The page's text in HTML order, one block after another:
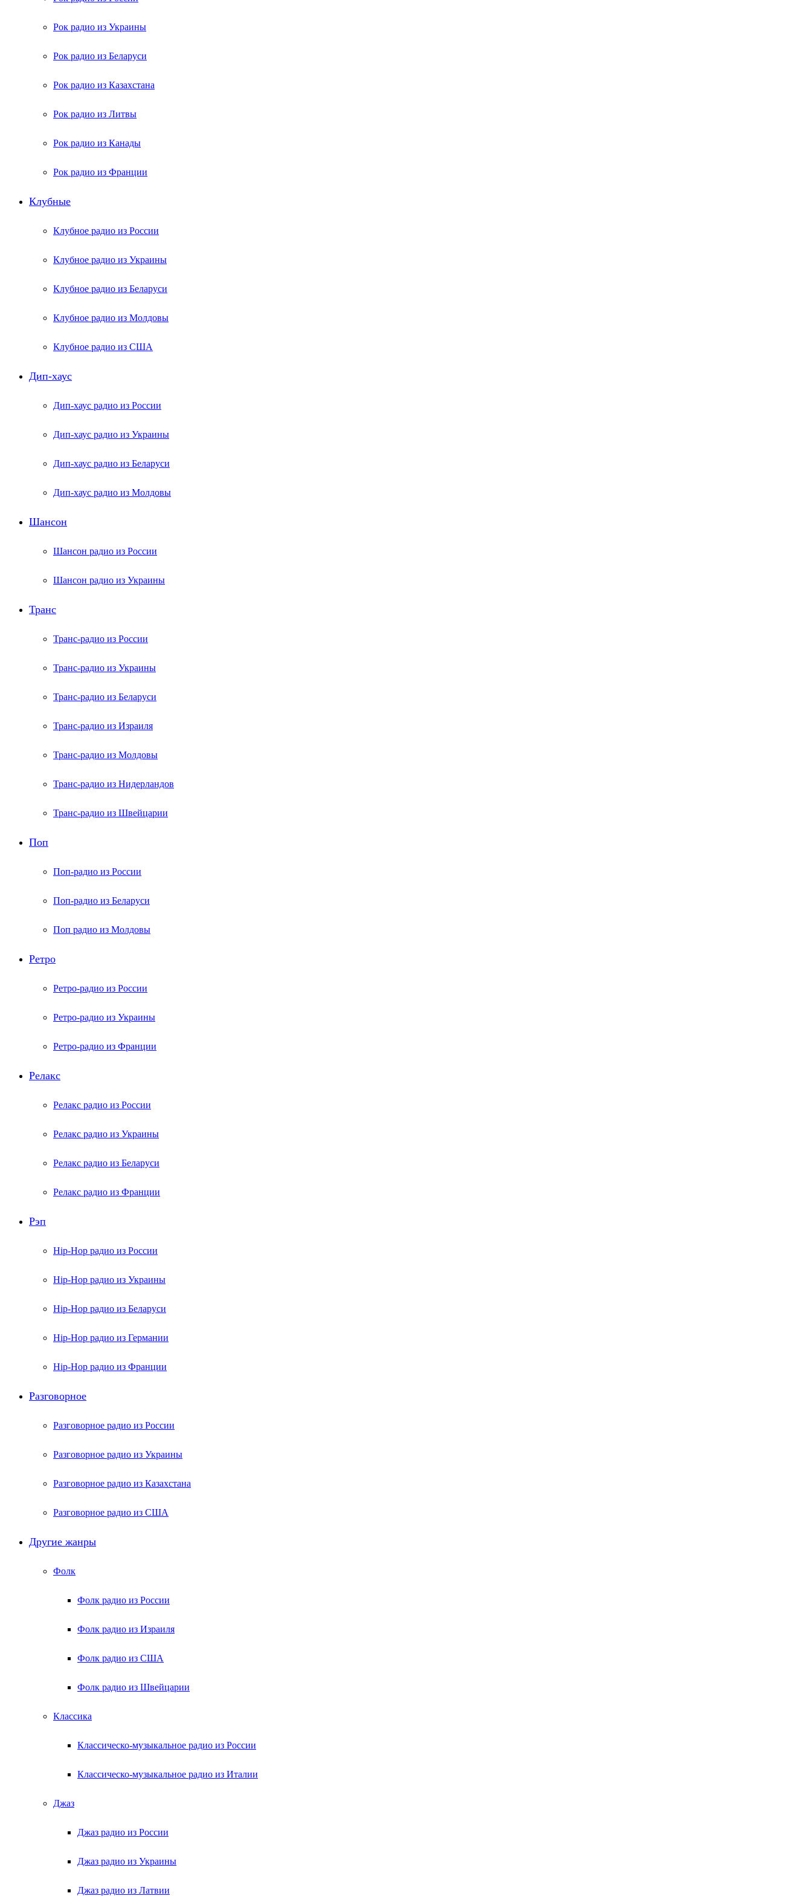
Рок радио из Украины
Рок радио из Беларуси
Рок радио из Казахстана
Рок радио из Литвы
Рок радио из Канады
Рок радио из Франции
Клубные
Клубное радио из России
Клубное радио из Украины
Клубное радио из Беларуси
Клубное радио из Молдовы
Клубное радио из США
Дип-хаус
Дип-хаус радио из России
Дип-хаус радио из Украины
Дип-хаус радио из Беларуси
Дип-хаус радио из Молдовы
Шансон
Шансон радио из России
Шансон радио из Украины
Транс
Транс-радио из России
Транс-радио из Украины
Транс-радио из Беларуси
Транс-радио из Израиля
Транс-радио из Молдовы
Транс-радио из Нидерландов
Транс-радио из Швейцарии
Поп
Поп-радио из России
Поп-радио из Беларуси
Поп радио из Молдовы
Ретро
Ретро-радио из России
Ретро-радио из Украины
Ретро-радио из Франции
Релакс
Релакс радио из России
Релакс радио из Украины
Релакс радио из Беларуси
Релакс радио из Франции
Рэп
Hip-Hop радио из России
Hip-Hop радио из Украины
Hip-Hop радио из Беларуси
Hip-Hop радио из Германии
Hip-Hop радио из Франции
Разговорное
Разговорное радио из России
Разговорное радио из Украины
Разговорное радио из Казахстана
Разговорное радио из США
Другие жанры
Фолк
Фолк радио из России
Фолк радио из Израиля
Фолк радио из США
Фолк радио из Швейцарии
Классика
Классическо-музыкальное радио из России
Классическо-музыкальное радио из Италии
Джаз
Джаз радио из России
Джаз радио из Украины
Джаз радио из Латвии